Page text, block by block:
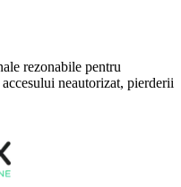
rezonabile pentru
neautorizat, pierderii